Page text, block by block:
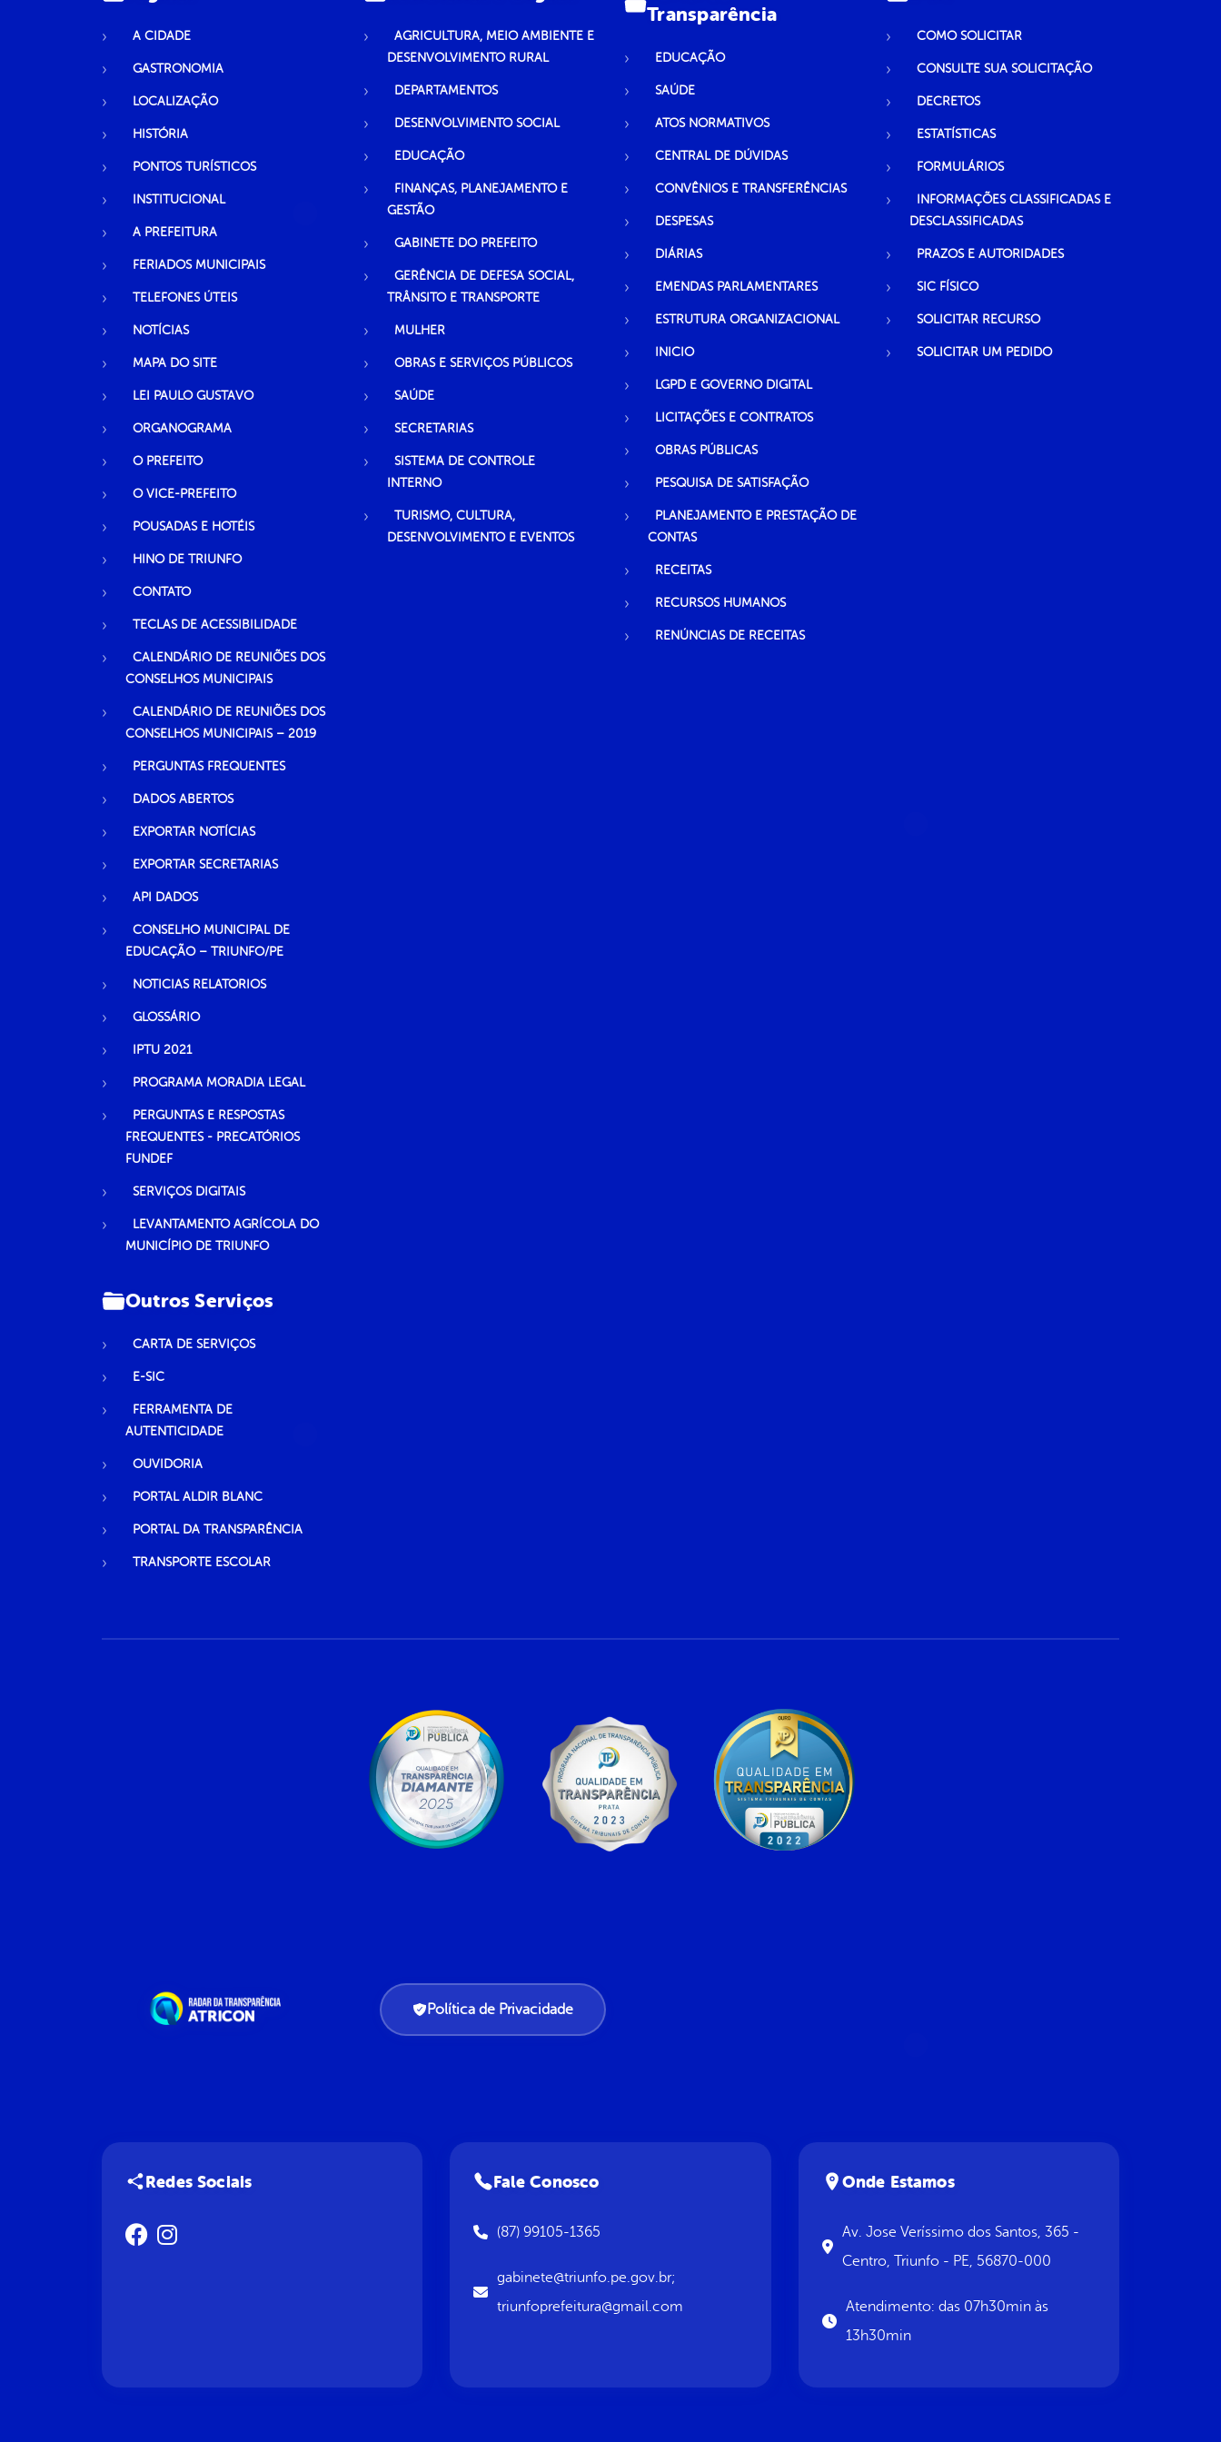
A CIDADE
GASTRONOMIA
LOCALIZAÇÃO
HISTÓRIA
PONTOS TURÍSTICOS
INSTITUCIONAL
A PREFEITURA
FERIADOS MUNICIPAIS
TELEFONES ÚTEIS
NOTÍCIAS
MAPA DO SITE
LEI PAULO GUSTAVO
ORGANOGRAMA
O PREFEITO
O VICE-PREFEITO
POUSADAS E HOTÉIS
HINO DE TRIUNFO
CONTATO
TECLAS DE ACESSIBILIDADE
CALENDÁRIO DE REUNIÕES DOS
CONSELHOS MUNICIPAIS
CALENDÁRIO DE REUNIÕES DOS
CONSELHOS MUNICIPAIS – 2019
PERGUNTAS FREQUENTES
DADOS ABERTOS
EXPORTAR NOTÍCIAS
EXPORTAR SECRETARIAS
API DADOS
CONSELHO MUNICIPAL DE
EDUCAÇÃO – TRIUNFO/PE
NOTICIAS RELATORIOS
GLOSSÁRIO
IPTU 2021
PROGRAMA MORADIA LEGAL
PERGUNTAS E RESPOSTAS
FREQUENTES - PRECATÓRIOS
FUNDEF
SERVIÇOS DIGITAIS
LEVANTAMENTO AGRÍCOLA DO
MUNICÍPIO DE TRIUNFO
AGRICULTURA, MEIO AMBIENTE E
DESENVOLVIMENTO RURAL
DEPARTAMENTOS
DESENVOLVIMENTO SOCIAL
EDUCAÇÃO
FINANÇAS, PLANEJAMENTO E
GESTÃO
GABINETE DO PREFEITO
GERÊNCIA DE DEFESA SOCIAL,
TRÂNSITO E TRANSPORTE
MULHER
OBRAS E SERVIÇOS PÚBLICOS
SAÚDE
SECRETARIAS
SISTEMA DE CONTROLE
INTERNO
TURISMO, CULTURA,
DESENVOLVIMENTO E EVENTOS
Transparência
EDUCAÇÃO
SAÚDE
ATOS NORMATIVOS
CENTRAL DE DÚVIDAS
CONVÊNIOS E TRANSFERÊNCIAS
DESPESAS
DIÁRIAS
EMENDAS PARLAMENTARES
ESTRUTURA ORGANIZACIONAL
INICIO
LGPD E GOVERNO DIGITAL
LICITAÇÕES E CONTRATOS
OBRAS PÚBLICAS
PESQUISA DE SATISFAÇÃO
PLANEJAMENTO E PRESTAÇÃO DE
CONTAS
RECEITAS
RECURSOS HUMANOS
RENÚNCIAS DE RECEITAS
COMO SOLICITAR
CONSULTE SUA SOLICITAÇÃO
DECRETOS
ESTATÍSTICAS
FORMULÁRIOS
INFORMAÇÕES CLASSIFICADAS E
DESCLASSIFICADAS
PRAZOS E AUTORIDADES
SIC FÍSICO
SOLICITAR RECURSO
SOLICITAR UM PEDIDO
Outros Serviços
CARTA DE SERVIÇOS
E-SIC
FERRAMENTA DE
AUTENTICIDADE
OUVIDORIA
PORTAL ALDIR BLANC
PORTAL DA TRANSPARÊNCIA
TRANSPORTE ESCOLAR
Política de Privacidade
Redes Sociais Fale Conosco
(87) 99105-1365
gabinete@triunfo.pe.gov.br;
triunfoprefeitura@gmail.com
Onde Estamos
Av. Jose Veríssimo dos Santos, 365 -
Centro, Triunfo - PE, 56870-000
Atendimento: das 07h30min às
13h30min